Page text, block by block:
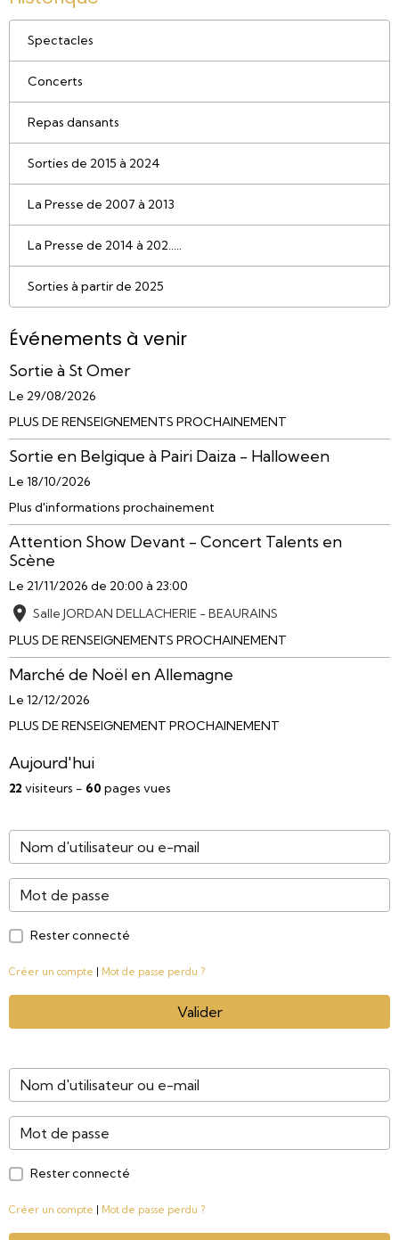
Spectacles
Concerts
Repas dansants
Sorties de 2015 à 2024
La Presse de 2007 à 2013
La Presse de 2014 à 202.....
Sorties à partir de 2025
Événements à venir
Sortie à St Omer
Le 29/08/2026
PLUS DE RENSEIGNEMENTS PROCHAINEMENT
Sortie en Belgique à Pairi Daiza - Halloween
Le 18/10/2026
Plus d'informations prochainement
Attention Show Devant - Concert Talents en
Scène
Le 21/11/2026 de 20:00 à 23:00
Salle JORDAN DELLACHERIE - BEAURAINS
PLUS DE RENSEIGNEMENTS PROCHAINEMENT
Marché de Noël en Allemagne
Le 12/12/2026
PLUS DE RENSEIGNEMENT PROCHAINEMENT
Aujourd'hui
22 visiteurs - 60 pages vues
Rester connecté
Créer un compte Mot de passe perdu ?
Valider
Rester connecté
Créer un compte Mot de passe perdu ?